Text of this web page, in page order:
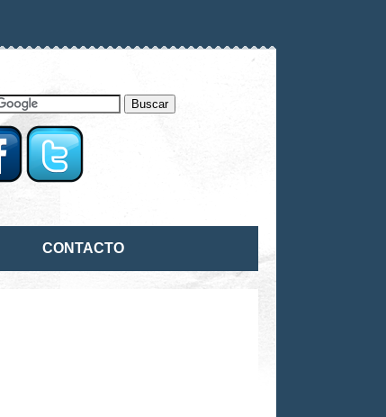
CONTACTO